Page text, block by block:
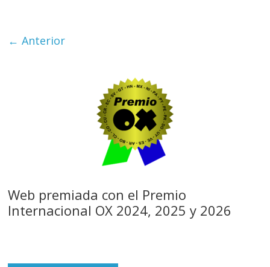
← Anterior
Web premiada con el Premio
Internacional OX 2024, 2025 y 2026